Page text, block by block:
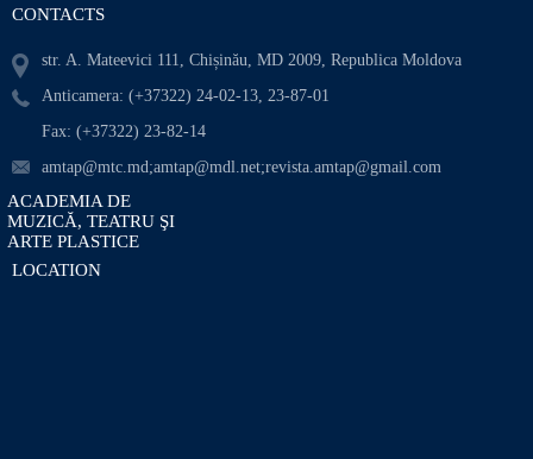
CONTACTS
str. A. Mateevici 111, Chișinău, MD 2009, Republica Moldova
Anticamera: (+37322) 24-02-13, 23-87-01
Fax: (+37322) 23-82-14
amtap@mtc.md;amtap@mdl.net;revista.amtap@gmail.com
ACADEMIA DE
MUZICĂ, TEATRU ŞI
ARTE PLASTICE
LOCATION